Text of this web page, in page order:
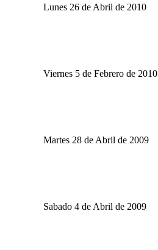
Lunes 26 de Abril de 2010
Viernes 5 de Febrero de 2010
Martes 28 de Abril de 2009
Sabado 4 de Abril de 2009